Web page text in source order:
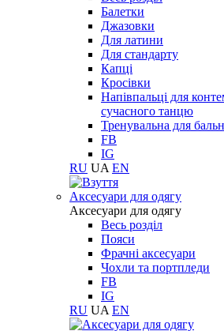
Балетки
Джазовки
Для латини
Для стандарту
Капці
Кросівки
Напівпальці для
сучасного танцю
Тренувальна для
FB
IG
RU UA EN
Aксесуари для одягу
Aксесуари для одягу
Весь розділ
Пояси
Фрачні аксесуари
Чохли та портпледи
FB
IG
RU UA EN